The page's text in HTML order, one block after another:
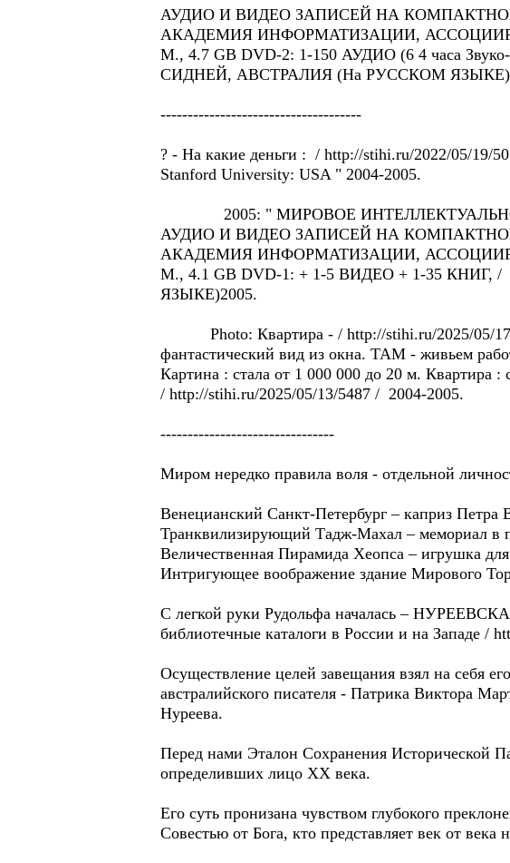
АУДИО И ВИДЕО ЗАПИСЕЙ НА
АКАДЕМИЯ ИНФОРМАТИЗАЦИИ,
М., 4.7 GB DVD-2: 1-150 АУДИО (6 4 часа
СИДНЕЙ, АВСТРАЛИЯ (На РУССКОМ
-------------------------------------
? - Hа какие деньги : / http://stihi.ru/2022/05/19/
Stanford University: USA " 2004-2005.
2005: " МИРОВОЕ ИНТЕЛЛЕКТУАЛЬНОЕ
АУДИО И ВИДЕО ЗАПИСЕЙ НА
АКАДЕМИЯ ИНФОРМАТИЗАЦИИ,
М., 4.1 GB DVD-1: + 1-5 ВИДЕО + 1-35
ЯЗЫКЕ)2005.
Photo: Квартира - / http://stihi.ru/2025/05/17/
фантастический вид из окна. TAM - живьем
Картина : стала от 1 000 000 до 20 м.
/ http://stihi.ru/2025/05/13/5487 / 2004-2005.
--------------------------------
Миром нередко правила воля - отдельной
Венецианский Санкт-Петербург – каприз Петра
Транквилизирующий Тадж-Махал – мемориал в
Величественная Пирамида Хеопса – игрушка
Интригующее воображение здание Мирового
С легкой руки Рудольфа началась –
библиотечные каталоги в России и на Западе /
Осуществление целей завещания взял на себя
австралийского писателя - Патрика Виктора
Нуреева.
Перед нами Эталон Сохранения Исторической
определивших лицо ХХ века.
Его суть пронизана чувством глубокого
Совестью от Бога, кто представляет век от